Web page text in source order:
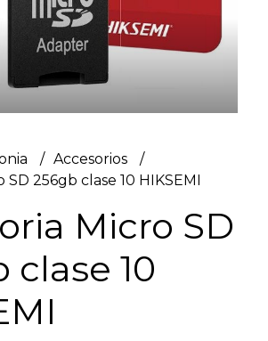
Accesorios
256gb clase 10 HIKSEMI
Micro SD
clase 10